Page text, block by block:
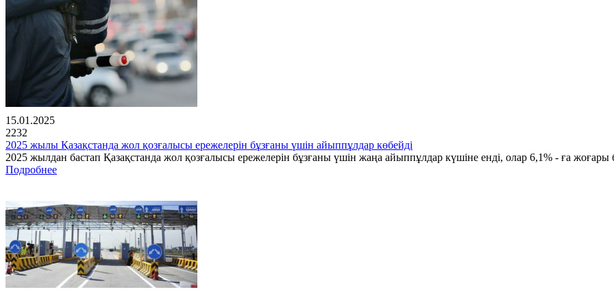
15.01.2025
2232
2025 жылы Қазақстанда жол қозғалысы ережелерін бұзғаны үшін айыппұлдар көбейді
2025 жылдан бастап Қазақстанда жол қозғалысы ережелерін бұзғаны үшін жаңа айыппұлдар күшіне енді, олар 6,1% - ға
Подробнее